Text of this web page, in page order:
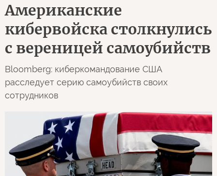
Американские
кибервойска столкнулись
с вереницей самоубийств
Bloomberg: киберкомандование США
расследует серию самоубийств своих
сотрудников